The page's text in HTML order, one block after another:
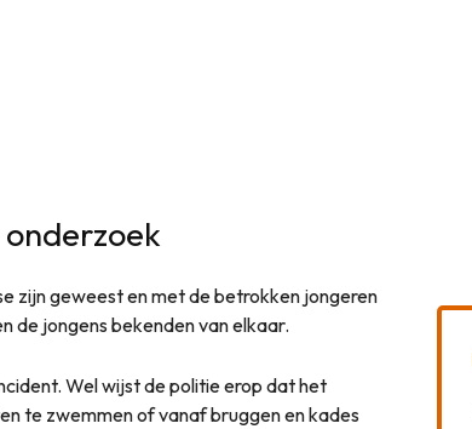
zijn geweest en met de betrokken jongeren
de jongens bekenden van elkaar.
Wel wijst de politie erop dat het
te zwemmen of vanaf bruggen en kades